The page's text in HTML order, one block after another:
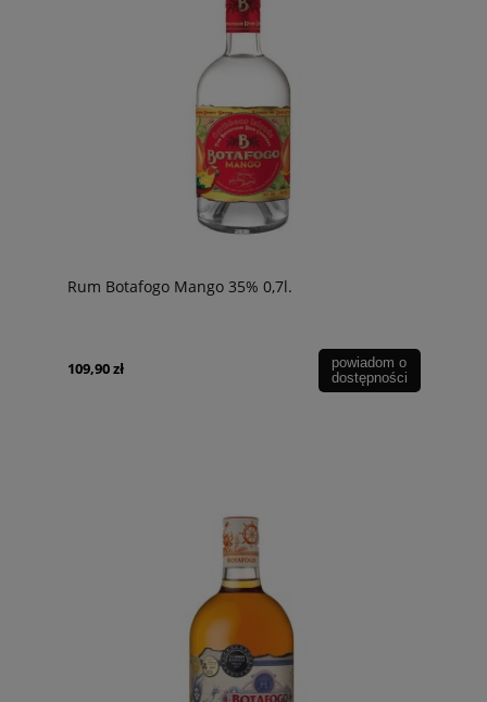
Rum Botafogo Mango 35% 0,7l.
109,90 zł
powiadom o
dostępności